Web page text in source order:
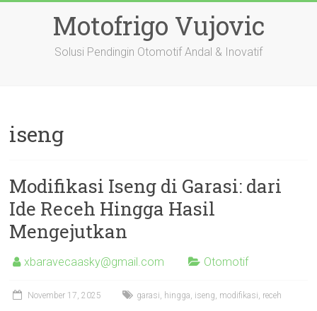
Motofrigo Vujovic
Solusi Pendingin Otomotif Andal & Inovatif
iseng
Modifikasi Iseng di Garasi: dari
Ide Receh Hingga Hasil
Mengejutkan
xbaravecaasky@gmail.com Otomotif
November 17, 2025 garasi, hingga, iseng, modifikasi, receh